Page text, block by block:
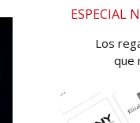
ESPECIAL
Los
que